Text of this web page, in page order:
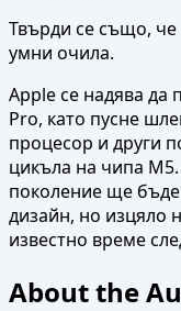
Твърди се също, че
умни очила.
Apple се надява
Pro, като пусне
процесор и други
цикъла на чипа
поколение ще
дизайн, но изцяло
известно време
About the